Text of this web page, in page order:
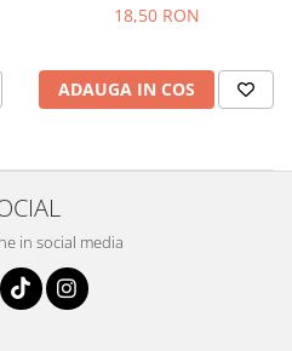
18,50 RON
ADAUGA IN COS
in social media